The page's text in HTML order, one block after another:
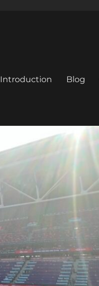
Introduction Blog